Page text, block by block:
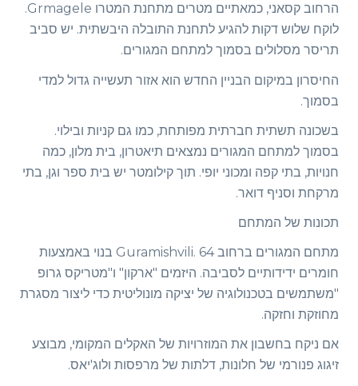
הרחוב קסאני, כמאתיים מטרים מתחנת המטרו Grmagele.
לוקח שלוש דקות להגיע לתחנת התובלה היבשתית. יש סביב
תריסר מסלולים בסמוך למתחם המגורים.
החיסרון במיקום הבניין החדש הוא אזור תעשייה גדול למדי
בסמוך.
בשכונה תשתית חברתית מפותחת, כמו גם קניות ובילוי.
בסמוך למתחם המגורים נמצאים תיאטרון, בית מלון, כמה
חנויות, בתי קפה ומכוני יופי. תוך קילומטר יש בית ספר וגן, בתי
מרקחת וסניף דואר.
תכונות של המתחם
מתחם המגורים ברחוב Guramishvili. 64 בנוי באמצעות
חומרים ידידותיים לסביבה. היזמים "ארקון" ו"מטריקס גרופ
"משתמשים בטכנולוגיה של יציקה מונוליטית כדי ליצור מסגרת
מחוזקת וחזקה.
אם ניקח בחשבון את המוזרויות של האקלים המקומי, מבוצע
זיגוג פנורמי של חלונות, דלתות של מרפסות ולוג'יאס.